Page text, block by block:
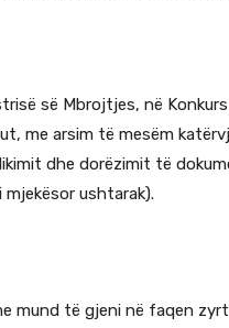
së Mbrojtjes, në
me arsim të mesëm
dhe dorëzimit të
ushtarak).
mund të gjeni në faqen